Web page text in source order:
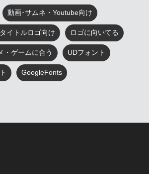
動画･サムネ・Youtube向け
イトルロゴ向け ロゴに向いてる
・ゲームに合う UDフォント
GoogleFonts